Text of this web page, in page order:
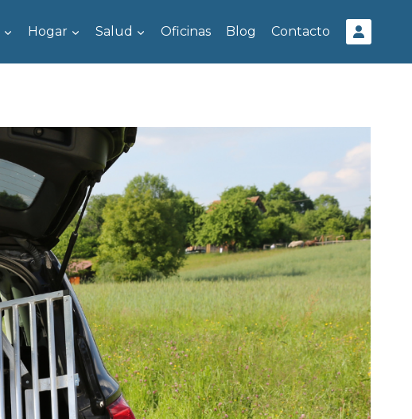
Hogar Salud Oficinas Blog Contacto